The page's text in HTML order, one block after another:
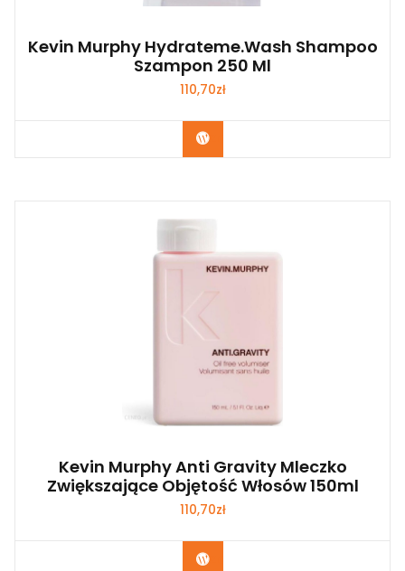
Kevin Murphy Hydrateme.Wash Shampoo
Szampon 250 Ml
110,70zł
Zobacz
Kevin Murphy Anti Gravity Mleczko
Zwiększające Objętość Włosów 150ml
110,70zł
Zobacz